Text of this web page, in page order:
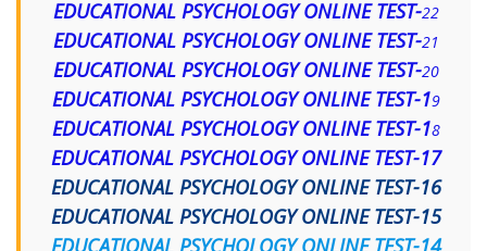
EDUCATIONAL PSYCHOLOGY ONLINE TEST-22
EDUCATIONAL PSYCHOLOGY ONLINE TEST-21
EDUCATIONAL PSYCHOLOGY ONLINE TEST-20
EDUCATIONAL PSYCHOLOGY ONLINE TEST-19
EDUCATIONAL PSYCHOLOGY ONLINE TEST-18
EDUCATIONAL PSYCHOLOGY ONLINE TEST-17
EDUCATIONAL PSYCHOLOGY ONLINE TEST-16
EDUCATIONAL PSYCHOLOGY ONLINE TEST-15
EDUCATIONAL PSYCHOLOGY ONLINE TEST-14